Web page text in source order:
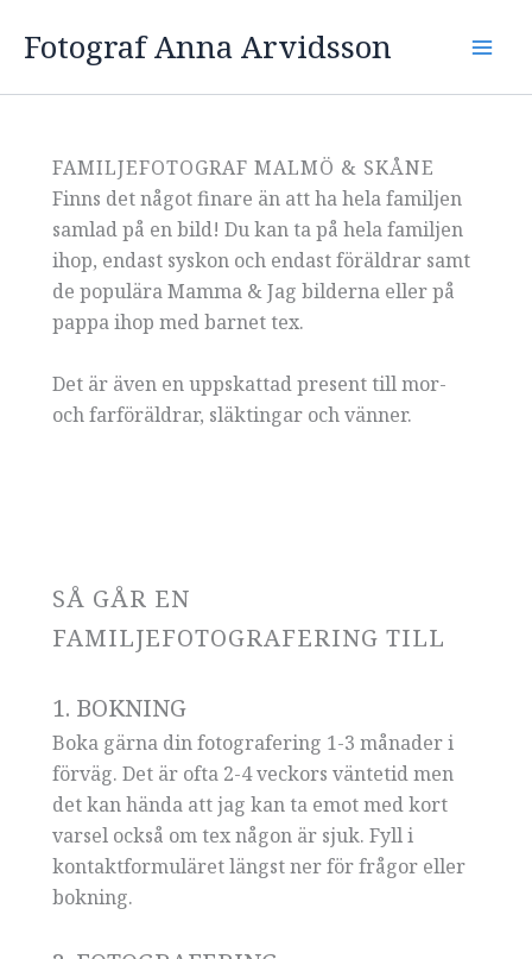
Fotograf Anna Arvidsson
FAMILJEFOTOGRAF MALMÖ & SKÅNE
Finns det något finare än att ha hela familjen
samlad på en bild! Du kan ta på hela familjen
ihop, endast syskon och endast föräldrar samt
de populära Mamma & Jag bilderna eller på
pappa ihop med barnet tex.
Det är även en uppskattad present till mor-
och farföräldrar, släktingar och vänner.
SÅ GÅR EN
FAMILJEFOTOGRAFERING TILL
1. BOKNING
Boka gärna din fotografering 1-3 månader i
förväg. Det är ofta 2-4 veckors väntetid men
det kan hända att jag kan ta emot med kort
varsel också om tex någon är sjuk. Fyll i
kontaktformuläret längst ner för frågor eller
bokning.